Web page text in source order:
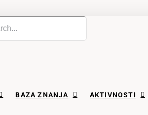
BAZA ZNANJA AKTIVNOSTI